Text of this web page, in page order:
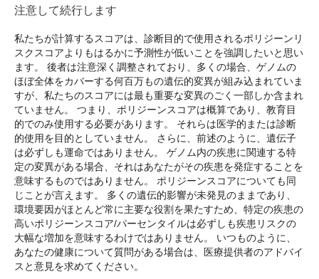
注意して続行します
私たちが計算するスコアは、診断目的で使用されるポリジーンリ
スクスコアよりもはるかに予測性が低いことを強調したいと思い
ます。 後者は注意深く調整されており、多くの場合、ゲノムの
ほぼ全体をカバーする何百万もの遺伝的変異が組み込まれていま
すが、私たちのスコアには最も重要な変異のごく一部しか含まれ
ていません。 つまり、ポリジーンスコアは概算であり、教育目
的でのみ使用する必要があります。 それらは医学的または診断
的使用を目的としていません。 さらに、前述のように、遺伝子
は必ずしも運命ではありません。 ゲノム内の疾患に関連する特
定の変異がある場合、それはあなたがその疾患を発症することを
意味するものではありません。 ポリジーンスコアについても同
じことが言えます。 多くの遺伝的影響が未発見のままであり、
環境要因がほとんど常に主要な役割を果たすため、特定の疾患の
高いポリジーンスコア/パーセンタイルは必ずしも疾患リスクの
大幅な増加を意味するわけではありません。 いつものように、
あなたの健康について質問がある場合は、医療提供者のアドバイ
スと意見を求めてください。